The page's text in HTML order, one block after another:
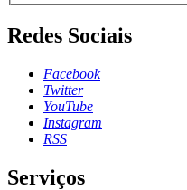
Redes Sociais
Facebook
Twitter
YouTube
Instagram
RSS
Serviços